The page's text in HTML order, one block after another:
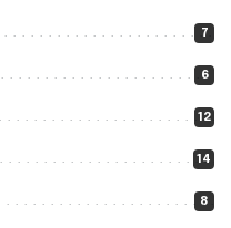
7
6
12
14
8